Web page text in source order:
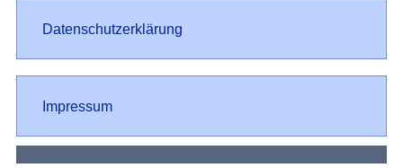
Datenschutz
Datenschutzerklärung
Impressum
Impressum